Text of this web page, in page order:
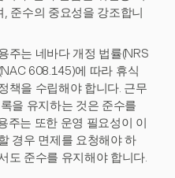
준수의 중요성을 강조합니
주는 네바다 개정 법률(NRS
608.145)에 따라 휴식
책을 수립해야 합니다. 근무
을 유지하는 것은 준수를
주는 또한 운영 필요성이 이
경우 면제를 요청해야 하
도 준수를 유지해야 합니다.